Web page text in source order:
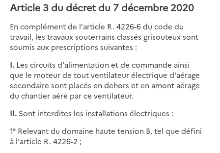
Article 3 du décret du 7 décembre 2020
En complément de l'article R. 4226-6 du code du
travail, les travaux souterrains classés grisouteux sont
soumis aux prescriptions suivantes :
I. Les circuits d'alimentation et de commande ainsi
que le moteur de tout ventilateur électrique d'aérage
secondaire sont placés en dehors et en amont aérage
du chantier aéré par ce ventilateur.
II. Sont interdites les installations électriques :
1° Relevant du domaine haute tension B, tel que défini
à l'article R. 4226-2 ;